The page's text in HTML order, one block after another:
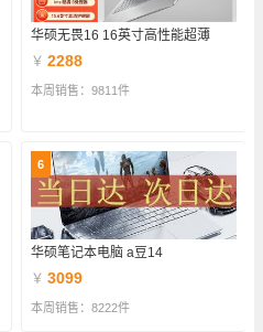
华硕无畏16 16英寸高性能超薄
￥ 2288
本周销售：9811件
6
华硕笔记本电脑 a豆14
￥ 3099
本周销售：8222件